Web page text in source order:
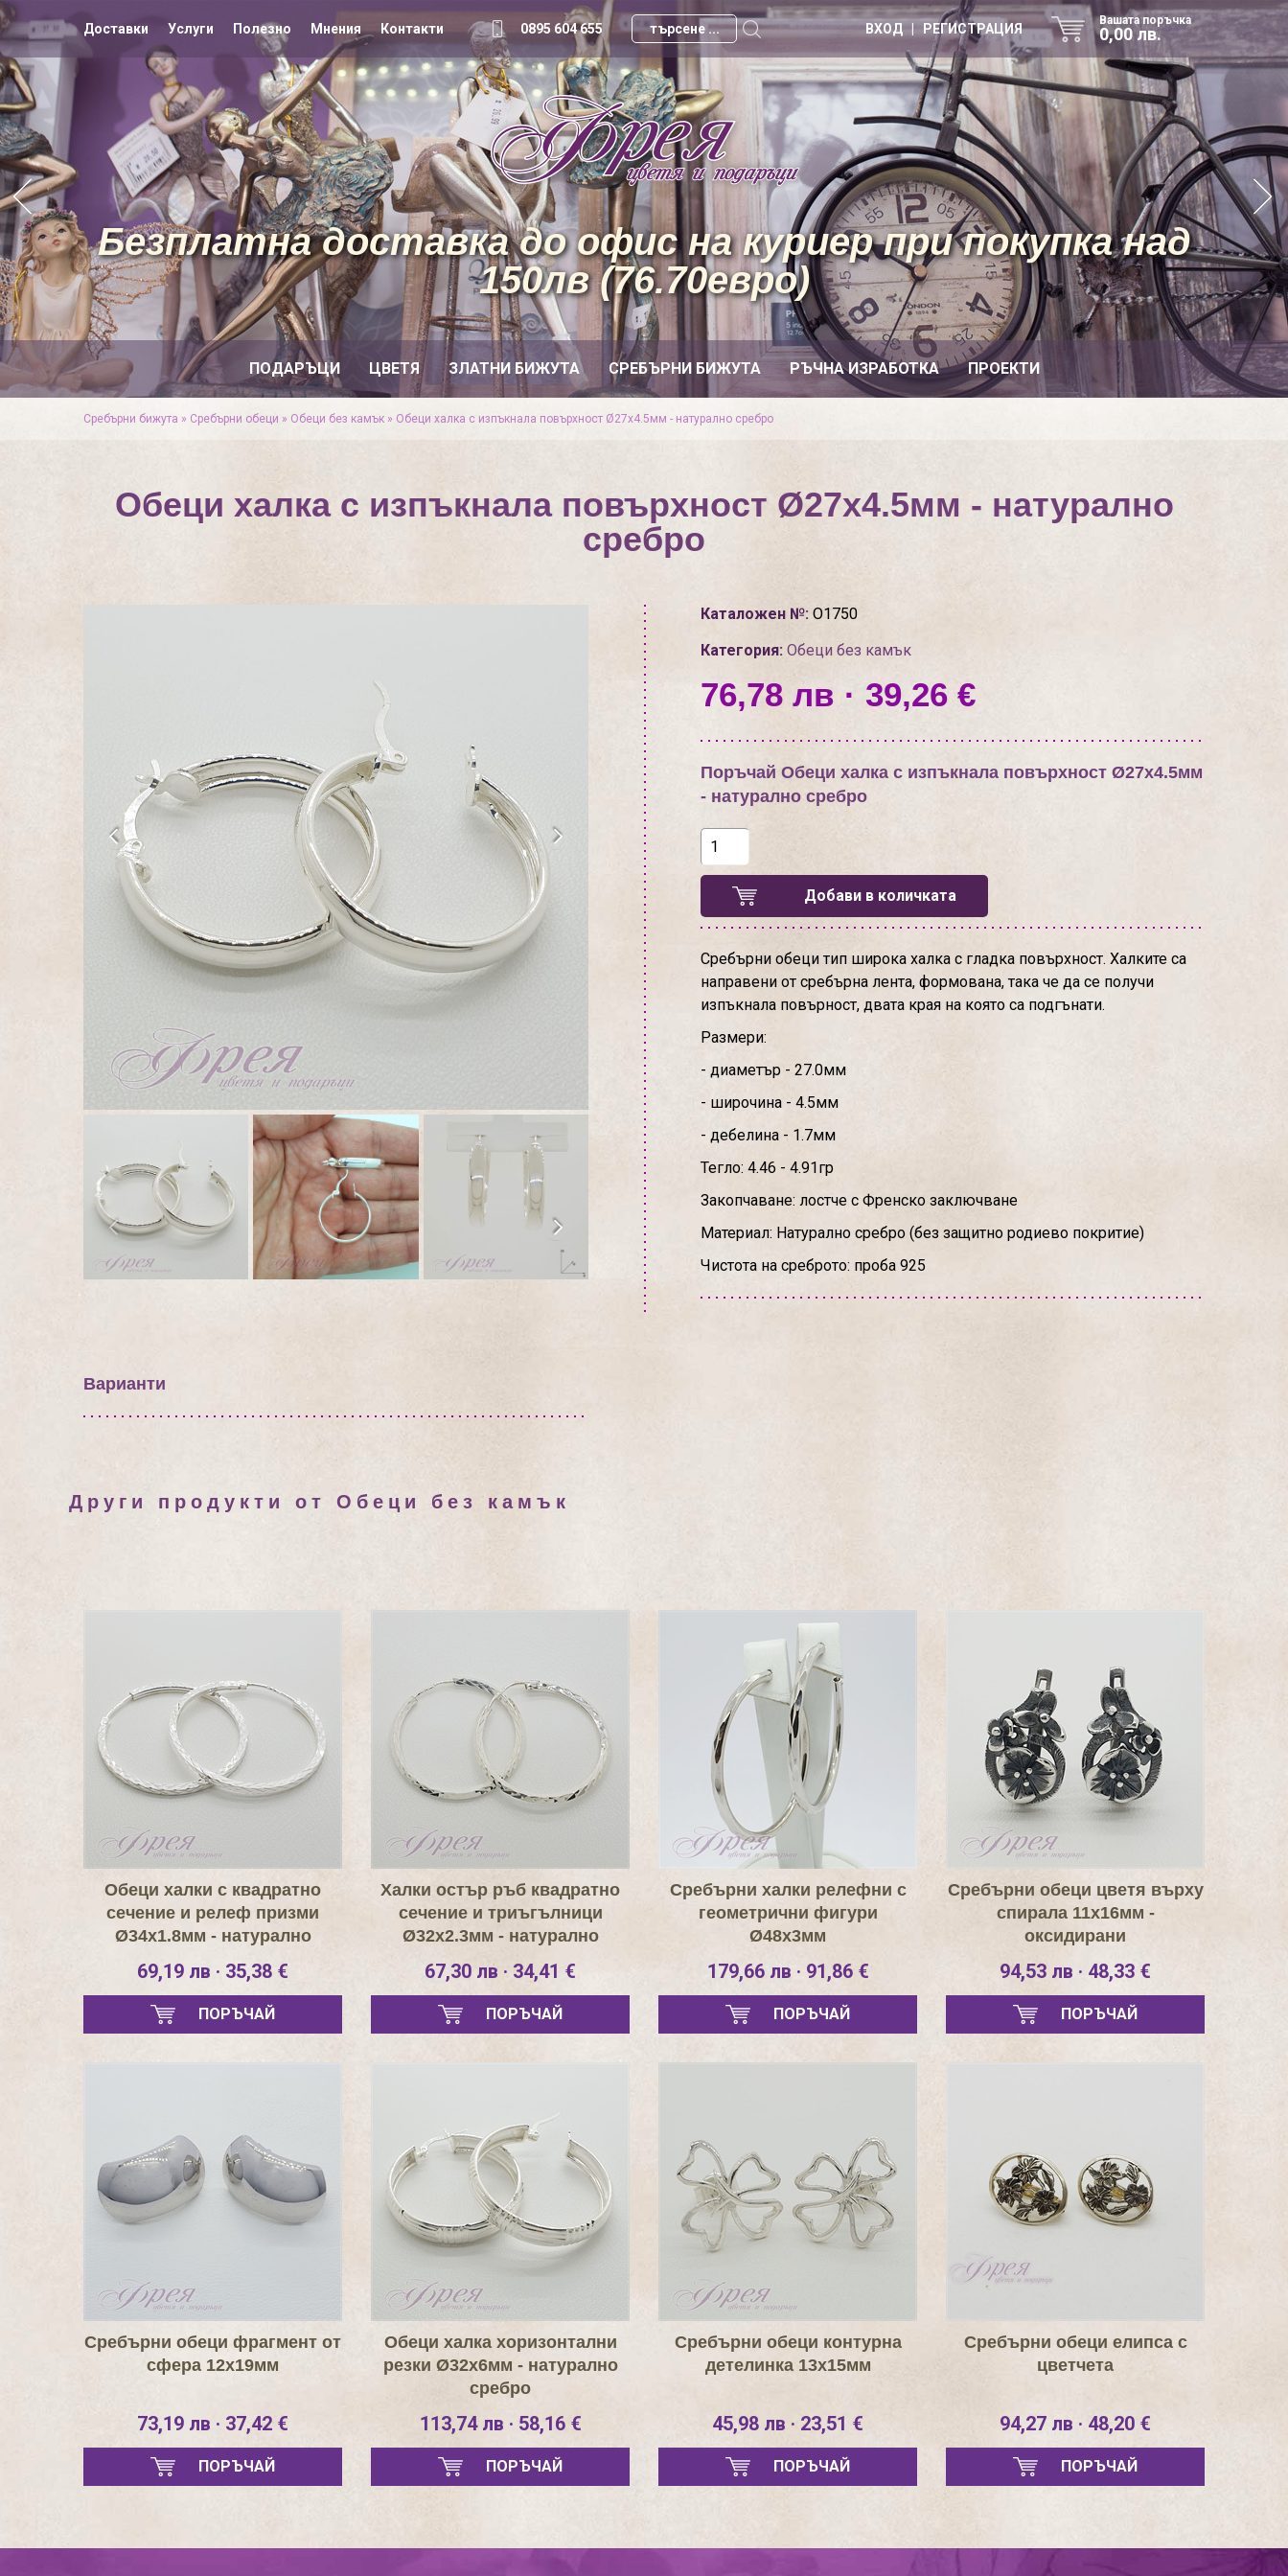
Доставки Услуги Полезно Мнения Контакти 0895 604 655
Вашата поръчка
0,00 лв.
ВХОД | РЕГИСТРАЦИЯ
ПОДАРЪЦИ ЦВЕТЯ ЗЛАТНИ БИЖУТА СРЕБЪРНИ БИЖУТА РЪЧНА ИЗРАБОТКА ПРОЕКТИ
Безплатна доставка до офис на куриер при покупка над
150лв (76.70евро)
Сребърни бижута » Сребърни обеци » Обеци без камък » Обеци халка с изпъкнала повърхност Ø27х4.5мм - натурално сребро
Обеци халка с изпъкнала повърхност Ø27х4.5мм - натурално
сребро
Варианти
Каталожен №:О1750
Категория: Обеци без камък
76,78 лв · 39,26 €
Поръчай Обеци халка с изпъкнала повърхност Ø27х4.5мм
- натурално сребро
Добави в количката
Сребърни обеци тип широка халка с гладка повърхност. Халките са
направени от сребърна лента, формована, така че да се получи
изпъкнала повърност, двата края на която са подгънати.
Размери:
- диаметър - 27.0мм
- широчина - 4.5мм
- дебелина - 1.7мм
Тегло: 4.46 - 4.91гр
Закопчаване: лостче с Френско заключване
Материал: Натурално сребро (без защитно родиево покритие)
Чистота на среброто: проба 925
Други продукти от Обеци без камък
Обеци халки с квадратно
сечение и релеф призми
Ø34х1.8мм - натурално
сребро
69,19 лв · 35,38 €
ПОРЪЧАЙ
Халки остър ръб квадратно
сечение и триъгълници
Ø32х2.3мм - натурално
сребро
67,30 лв · 34,41 €
ПОРЪЧАЙ
Сребърни халки релефни с
геометрични фигури
Ø48х3мм
179,66 лв · 91,86 €
ПОРЪЧАЙ
Сребърни обеци цветя върху
спирала 11х16мм -
оксидирани
94,53 лв · 48,33 €
ПОРЪЧАЙ
Сребърни обеци фрагмент от
сфера 12х19мм
73,19 лв · 37,42 €
ПОРЪЧАЙ
Обеци халка хоризонтални
резки Ø32х6мм - натурално
сребро
113,74 лв · 58,16 €
ПОРЪЧАЙ
Сребърни обеци контурна
детелинка 13х15мм
45,98 лв · 23,51 €
ПОРЪЧАЙ
Сребърни обеци елипса с
цветчета
94,27 лв · 48,20 €
ПОРЪЧАЙ